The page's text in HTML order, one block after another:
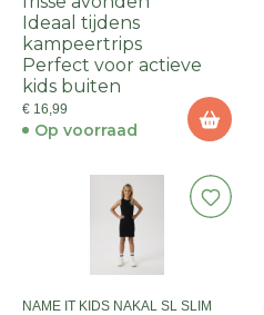
Ideaal tijdens
kampeertrips
Perfect voor actieve
kids buiten
€ 16,99
Op voorraad
NAME IT KIDS NAKAL SL SLIM